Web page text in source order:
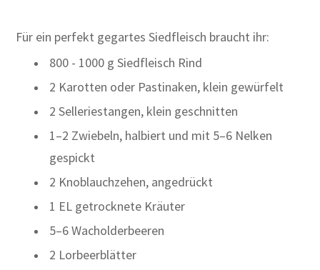
Für ein perfekt gegartes Siedfleisch braucht ihr:​
800 - 1000 g Siedfleisch Rind
2 Karotten oder Pastinaken, klein gewürfelt
2 Selleriestangen, klein geschnitten
1–2 Zwiebeln, halbiert und mit 5–6 Nelken
gespickt
2 Knoblauchzehen, angedrückt
1 EL getrocknete Kräuter
5–6 Wacholderbeeren
2 Lorbeerblätter